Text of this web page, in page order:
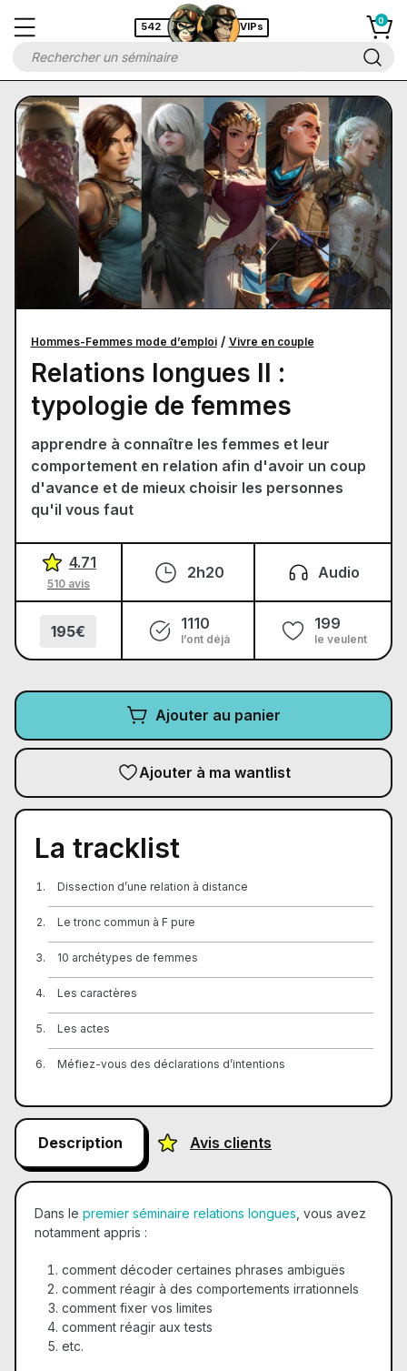
542 VIPs
Hommes-Femmes mode d’emploi/ Vivre en couple
Relations longues II :
typologie de femmes
apprendre à connaître les femmes et leur
comportement en relation afin d'avoir un coup
d'avance et de mieux choisir les personnes
qu'il vous faut
4.71
510 avis
195€
2h20
1110
l’ont déjà
Audio
199
le veulent
Ajouter au panier
Ajouter à ma wantlist
La tracklist
Dissection d’une relation à distance
Le tronc commun à F pure
10 archétypes de femmes
Les caractères
Les actes
Méfiez-vous des déclarations d’intentions
Description Avis clients
Dans le premier séminaire relations longues , vous avez
notamment appris :
comment décoder certaines phrases ambiguës
comment réagir à des comportements irrationnels
comment fixer vos limites
comment réagir aux tests
etc.